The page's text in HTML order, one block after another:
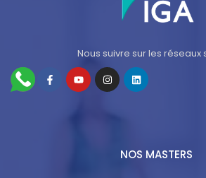
Nous suivre sur les réseaux
NOS MASTERS